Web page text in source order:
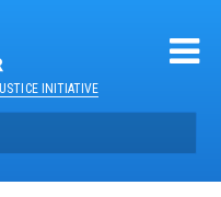
INITIATIVE